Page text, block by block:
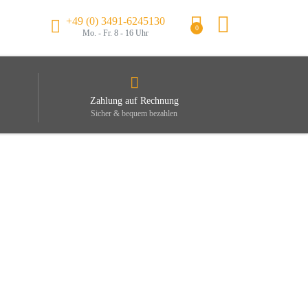
+49 (0) 3491-6245130
Mo. - Fr. 8 - 16 Uhr
0
Zahlung auf Rechnung
Sicher & bequem bezahlen